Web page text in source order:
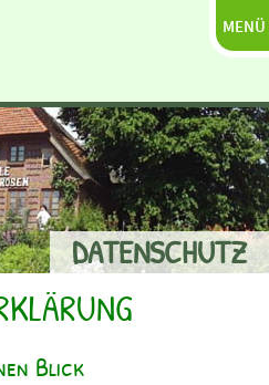
MENÜ
DATENSCHUTZ
Blick